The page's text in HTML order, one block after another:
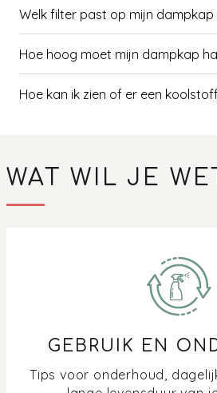
Welk filter past op mijn dampkap
Hoe hoog moet mijn dampkap
Hoe kan ik zien of er een
Hoe reset ik het vetfilter
Hoe werkt een motorloze
WAT WIL JE
GEBRUIK EN
Tips voor onderhoud,